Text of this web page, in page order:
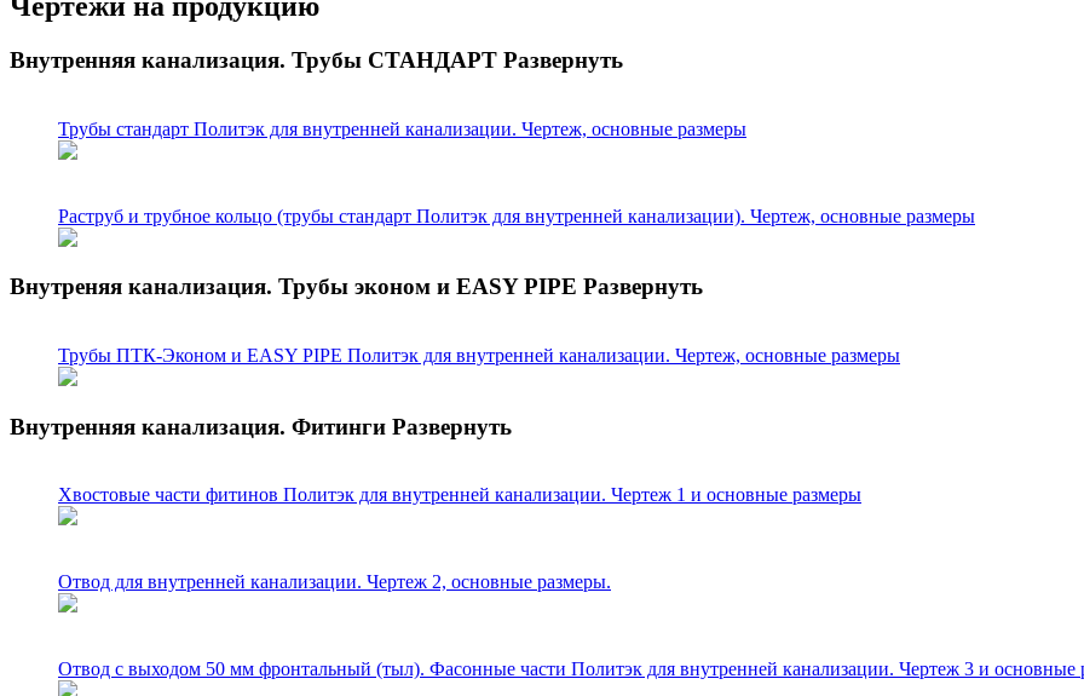
Внутренняя канализация. Трубы СТАНДАРТ Развернуть
Трубы стандарт Политэк для внутренней канализации. Чертеж, основные размеры
Раструб и трубное кольцо (трубы стандарт Политэк для внутренней канализации). Чертеж, основные размеры
Внутреняя канализация. Трубы эконом и EASY PIPE Развернуть
Трубы ПТК-Эконом и EASY PIPE Политэк для внутренней канализации. Чертеж, основные размеры
Внутренняя канализация. Фитинги Развернуть
Хвостовые части фитинов Политэк для внутренней канализации. Чертеж 1 и основные размеры
Отвод для внутренней канализации. Чертеж 2, основные размеры.
Отвод с выходом 50 мм фронтальный (тыл). Фасонные части Политэк для внутренней канализации. Чертеж 3 и основные